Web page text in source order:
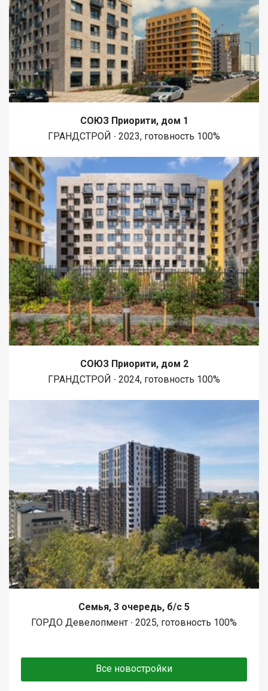
СОЮЗ Приорити, дом 1
ГРАНДСТРОЙ ∙ 2023, готовность 100%
СОЮЗ Приорити, дом 2
ГРАНДСТРОЙ ∙ 2024, готовность 100%
Семья, 3 очередь, б/с 5
ГОРДО Девелопмент ∙ 2025, готовность 100%
Все новостройки